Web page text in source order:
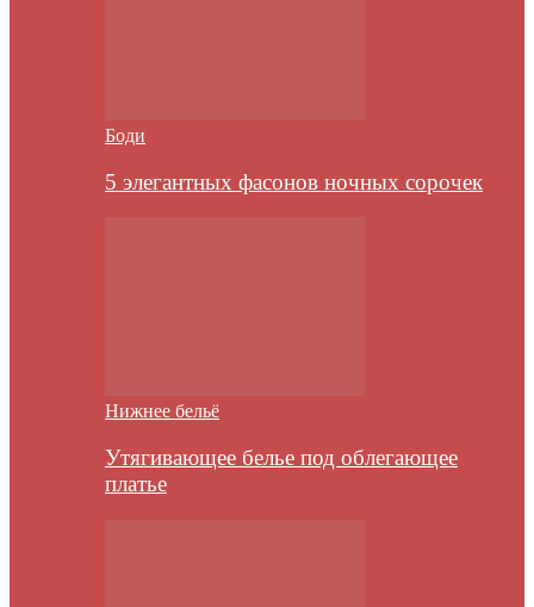
Боди
5 элегантных фасонов ночных сорочек
Нижнее бельё
Утягивающее белье под облегающее
платье